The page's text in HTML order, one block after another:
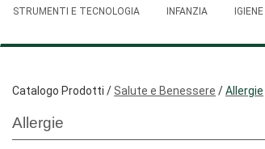
STRUMENTI E TECNOLOGIA INFANZIA
Catalogo Prodotti / Salute e Benessere /Allergie
Allergie